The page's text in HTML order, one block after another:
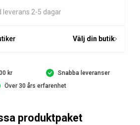
leverans 2-5 dagar
Välj din butik
kr
Snabba leveranser
Över 30 års erfarenhet
produktpaket